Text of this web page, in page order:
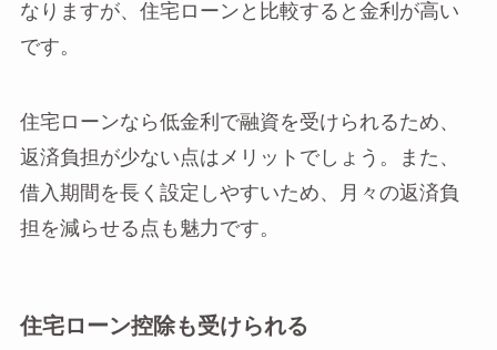
なりますが、住宅ローンと比較すると金利が高い
です。
住宅ローンなら低金利で融資を受けられるため、
返済負担が少ない点はメリットでしょう。また、
借入期間を長く設定しやすいため、月々の返済負
担を減らせる点も魅力です。
住宅ローン控除も受けられる